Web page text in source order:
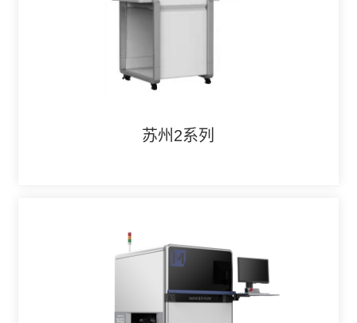
苏州2系列